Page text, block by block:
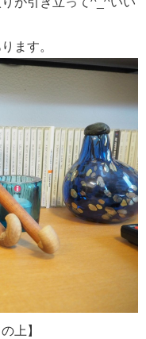
ます。
上】